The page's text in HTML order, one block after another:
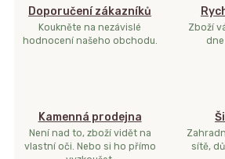
Doporučení zákazníků
Koukněte na nezávislé
hodnocení našeho obchodu.
Zboží
Kamenná prodejna
Není nad to, zboží vidět na
vlastní oči. Nebo si ho přímo
sítě,